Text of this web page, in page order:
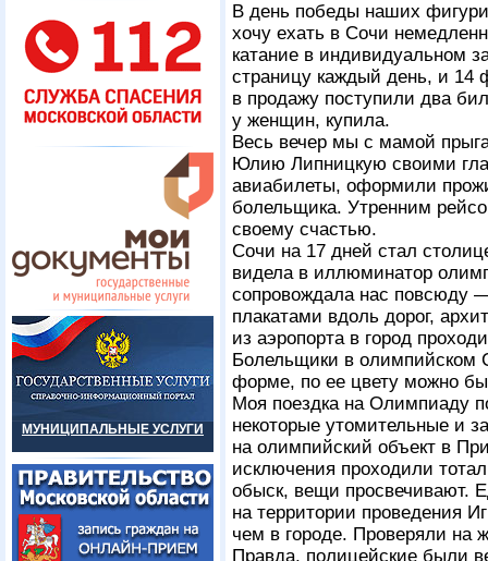
МУНИЦИПАЛЬНЫЕ УСЛУГИ
В день победы наших
хочу ехать в Сочи
катание в индивидуальном
страницу каждый день, и 14
в продажу поступили два
у женщин, купила.
Весь вечер мы с мамой
Юлию Липницкую своими
авиабилеты, оформили
болельщика. Утренним
своему счастью.
Сочи на 17 дней стал
видела в иллюминатор
сопровождала нас повсюду
плакатами вдоль дорог,
из аэропорта в город
Болельщики в олимпийском
форме, по ее цвету можно
Моя поездка на Олимпиаду
некоторые утомительные и
на олимпийский объект в
исключения проходили
обыск, вещи просвечивают.
на территории проведения
чем в городе. Проверяли на
Правда, полицейские были